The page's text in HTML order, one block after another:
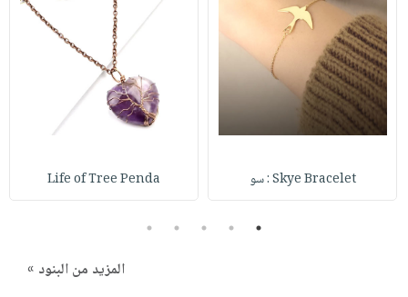
Skye Bracelet : سو Life of Tree Penda
1
2
3
4
5
المزيد من البنود »